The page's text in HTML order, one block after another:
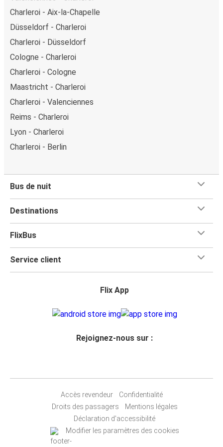
Charleroi - Aix-la-Chapelle
Düsseldorf - Charleroi
Charleroi - Düsseldorf
Cologne - Charleroi
Charleroi - Cologne
Maastricht - Charleroi
Charleroi - Valenciennes
Reims - Charleroi
Lyon - Charleroi
Charleroi - Berlin
Bus de nuit
Destinations
FlixBus
Service client
Flix App
Rejoignez-nous sur :
Accès revendeur
Confidentialité
Droits des passagers
Mentions légales
Déclaration d'accessibilité
Modifier les paramètres des cookies